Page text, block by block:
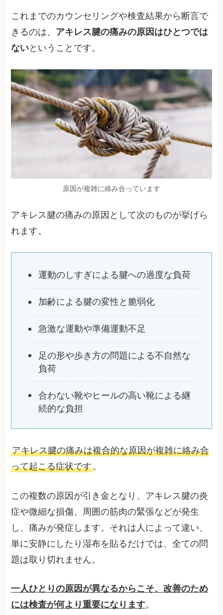
これまでのカウンセリングや検査結果から断言で
きるのは、 アキレス腱の痛みの原因はひとつでは
ないということです。
原因が複雑に絡み合っています
アキレス腱の痛みの原因として次のものが挙げら
れます。
運動のしすぎによる腱への過度な負荷
加齢による腱の変性と脆弱化
急激な運動や準備運動不足
足の形や歩き方の問題による不自然な
負荷
合わない靴やヒールの高い靴による継
続的な負担
アキレス腱の痛みは複合的な原因が複雑に絡み合
って起こる症状です。
この複数の原因が引き金となり、アキレス腱の炎
症や微細な損傷、周囲の筋肉の緊張などが発生
し、痛みが発症します。それは人によって違い、
単に安静にしたり湿布を貼るだけでは、全ての問
題は取り切れません。
一人ひとりの原因が異なるからこそ、改善のため
には検査が何より重要になります。